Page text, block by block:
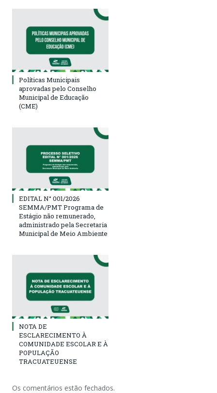
Políticas Municipais
aprovadas pelo Conselho
Municipal de Educação
(CME)
EDITAL N° 001/2026
SEMMA/PMT Programa de
Estágio não remunerado,
administrado pela Secretaria
Municipal de Meio Ambiente
NOTA DE
ESCLARECIMENTO À
COMUNIDADE ESCOLAR E À
POPULAÇÃO
TRACUATEUENSE
Os comentários estão fechados.